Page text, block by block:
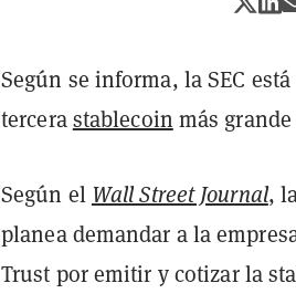
Según se informa, la SEC
tercerastablecoin más
Según el Wall Street Journal,
planea demandar a la
Trust por emitir y cotizar la